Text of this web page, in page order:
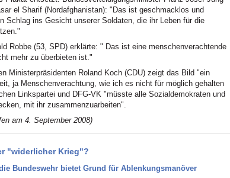
el Sharif (Nordafghanistan): "Das ist geschmacklos und
Schlag ins Gesicht unserer Soldaten, die ihr Leben für die
Robbe (53, SPD) erklärte: " Das ist eine menschenverachtende
mehr zu überbieten ist."
Ministerpräsidenten Roland Koch (CDU) zeigt das Bild "ein
ja Menschenverachtung, wie ich es nicht für möglich gehalten
Linkspartei und DFG-VK "müsste alle Sozialdemokraten und
mit ihr zusammenzuarbeiten".
am 4. September 2008)
"widerlicher Krieg"?
Bundeswehr bietet Grund für Ablenkungsmanöver